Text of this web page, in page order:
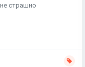
страшно